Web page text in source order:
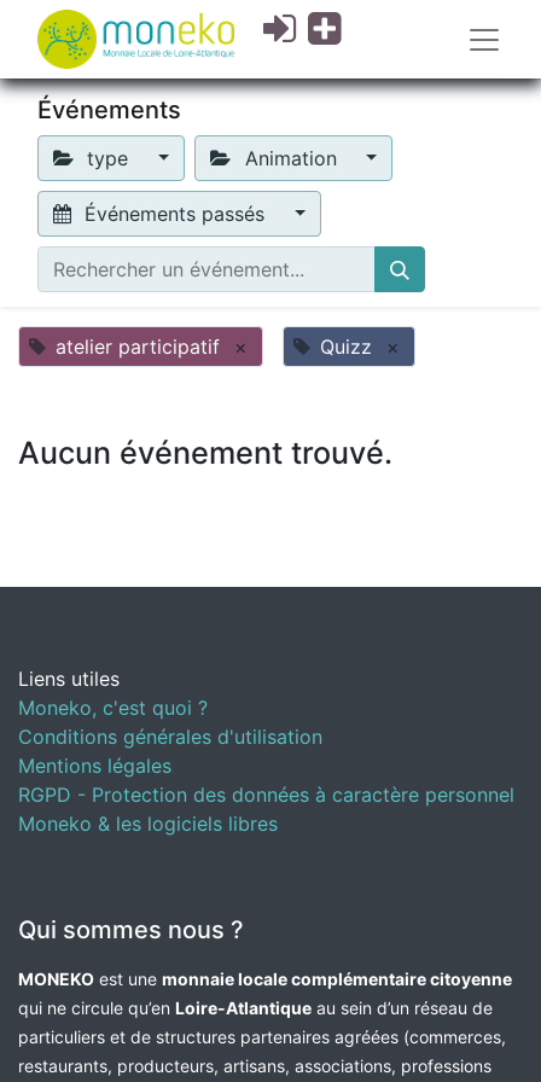
Événements
type Animation
Événements passés
atelier participatif × Quizz ×
Aucun événement trouvé.
Liens utiles
Moneko, c'est quoi ?
Conditions générales d'utilisation
Mentions légales
RGPD - Protection des données à caractère personnel
Moneko & les logiciels libres
Qui sommes nous ?
MONEKO est une monnaie locale complémentaire citoyenne
qui ne circule qu’en Loire-Atlantique au sein d’un réseau de
particuliers et de structures partenaires agréées (commerces,
restaurants, producteurs, artisans, associations, professions